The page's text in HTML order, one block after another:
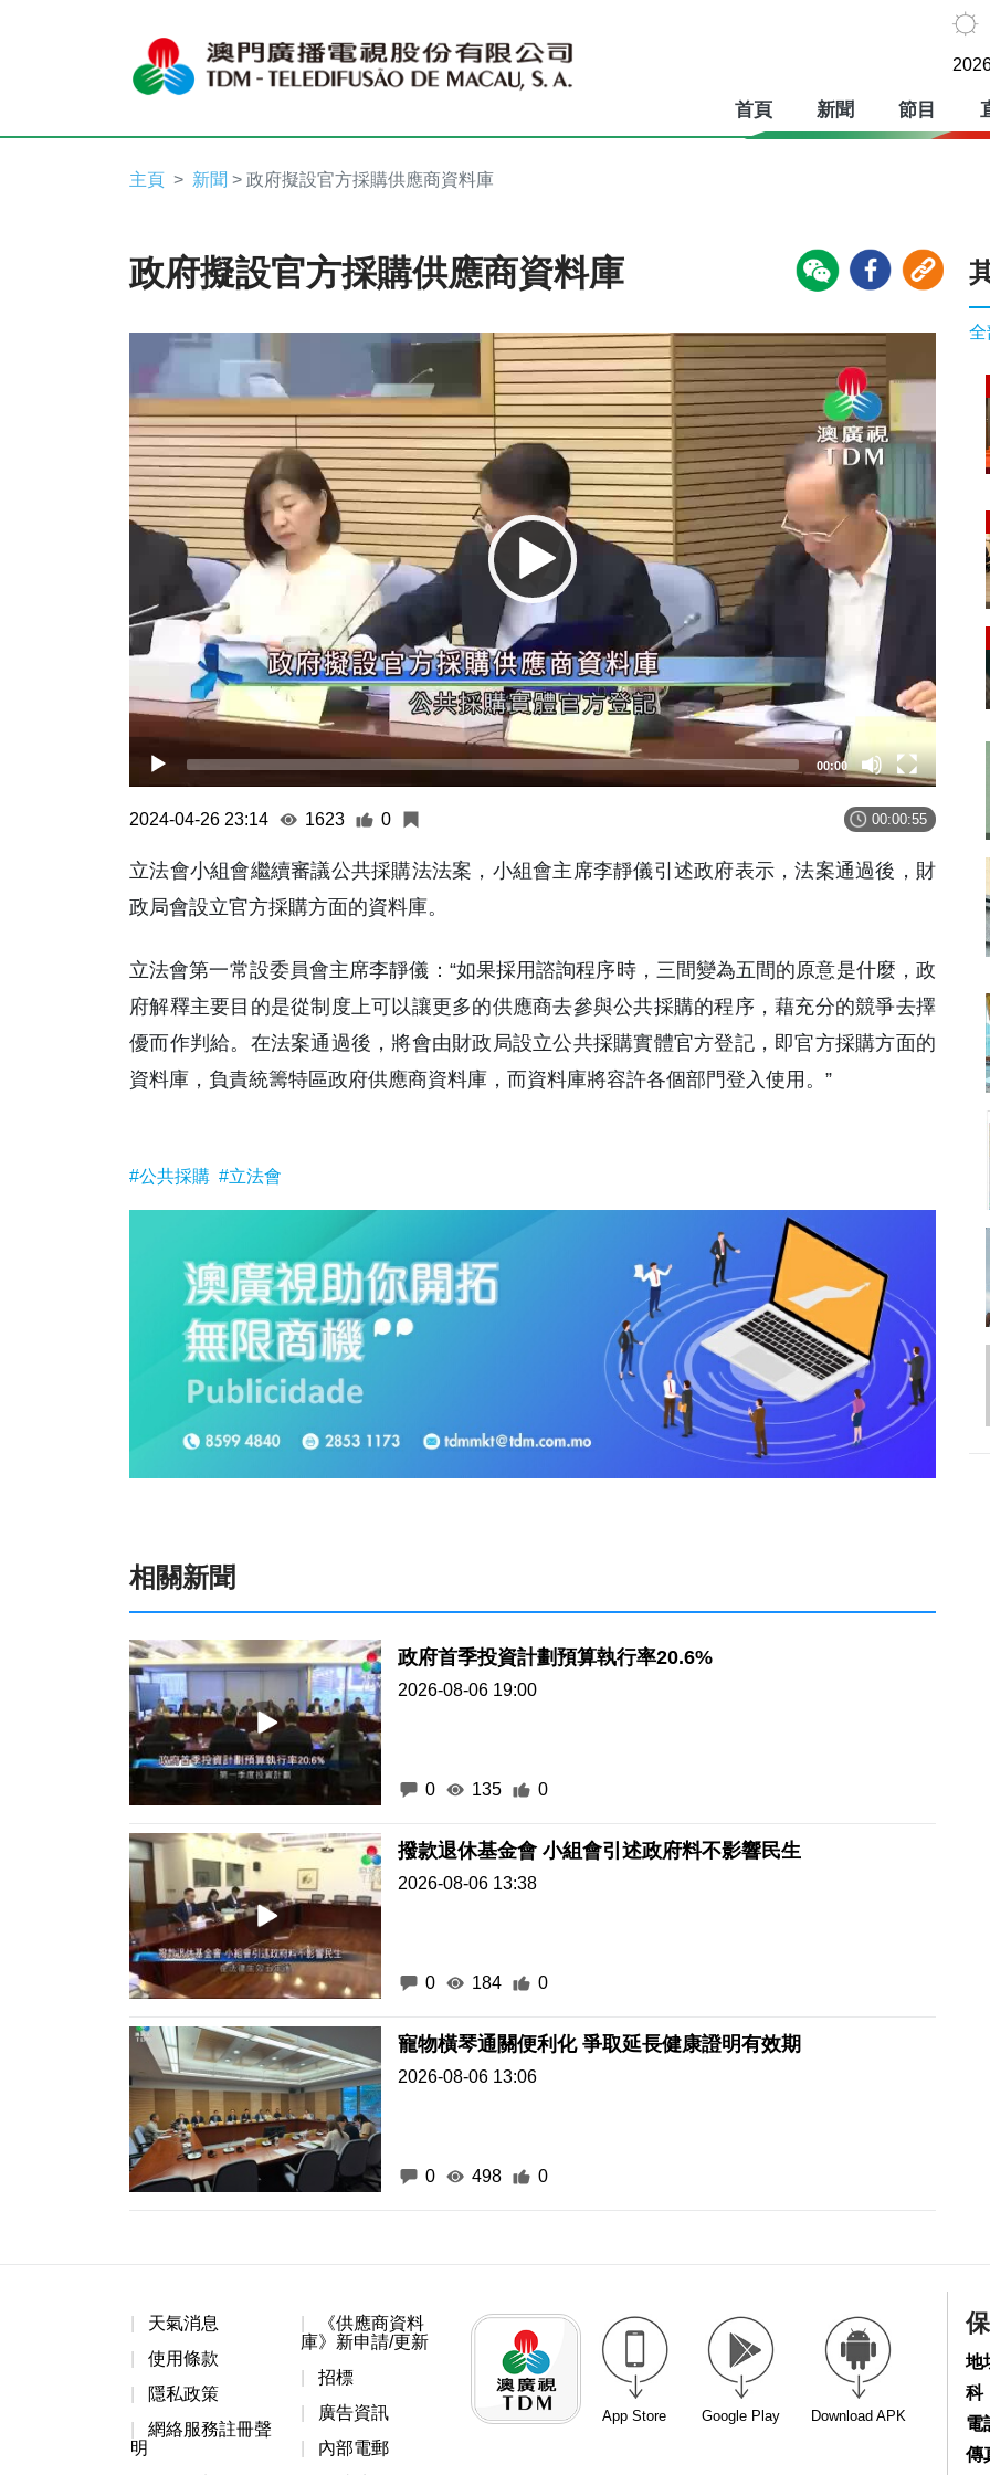
首頁 新聞 節目
主頁 新聞 > 政府擬設官方採購供應商資料庫
政府擬設官方採購供應商資料庫
Player
00:00
2024-04-26 23:14 1623 0 00:00:55
立法會小組會繼續審議公共採購法法案，小組會主席李靜儀引述政府表示，法案通過後，財
政局會設立官方採購方面的資料庫。
立法會第一常設委員會主席李靜儀：“如果採用諮詢程序時，三間變為五間的原意是什麼，政
府解釋主要目的是從制度上可以讓更多的供應商去參與公共採購的程序，藉充分的競爭去擇
優而作判給。在法案通過後，將會由財政局設立公共採購實體官方登記，即官方採購方面的
資料庫，負責統籌特區政府供應商資料庫，而資料庫將容許各個部門登入使用。”
#公共採購 #立法會
相關新聞
政府首季投資計劃預算執行率20.6%
2026-08-06 19:00
0 135 0
撥款退休基金會 小組會引述政府料不影響民生
2026-08-06 13:38
0 184 0
寵物橫琴通關便利化 爭取延長健康證明有效期
2026-08-06 13:06
0 498 0
全
天氣消息
使用條款
隱私政策
網絡服務註冊聲
明
《供應商資料
庫》新申請/更新
招標
廣告資訊
內部電郵
App Store Google Play Download APK
地
科
電
傳